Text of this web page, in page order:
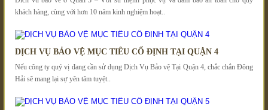
khách hàng, cùng với hơn 10 năm kinh nghiệm hoạt..
DỊCH VỤ BẢO VỆ MỤC TIÊU CỐ ĐỊNH TẠI QUẬN 4
Nếu công ty quý vị đang cần sử dụng Dịch Vụ Bảo vệ Tại Quận 4, chắc chắn Đông
Hải sẽ mang lại sự yên tâm tuyệt..